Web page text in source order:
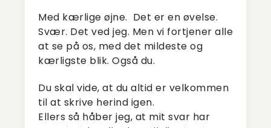
Med kærlige øjne. Det er en øvelse.
Svær. Det ved jeg. Men vi fortjener alle
at se på os, med det mildeste og
kærligste blik. Også du.
Du skal vide, at du altid er velkommen
til at skrive herind igen.
Ellers så håber jeg, at mit svar har